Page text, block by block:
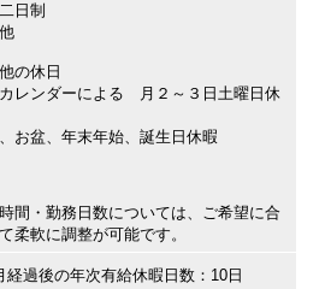
日制
の休日
レンダーによる 月２～３日土曜日休
お盆、年末年始、誕生日休暇
間・勤務日数については、ご希望に合
柔軟に調整が可能です。
経過後の年次有給休暇日数：10日